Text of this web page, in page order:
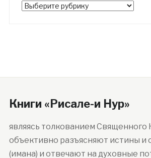
Рубрики
Книги «Рисале-и Нур»
являясь толкованием Священного
объективно разъясняют истины и
(имана) и отвечают на духовные